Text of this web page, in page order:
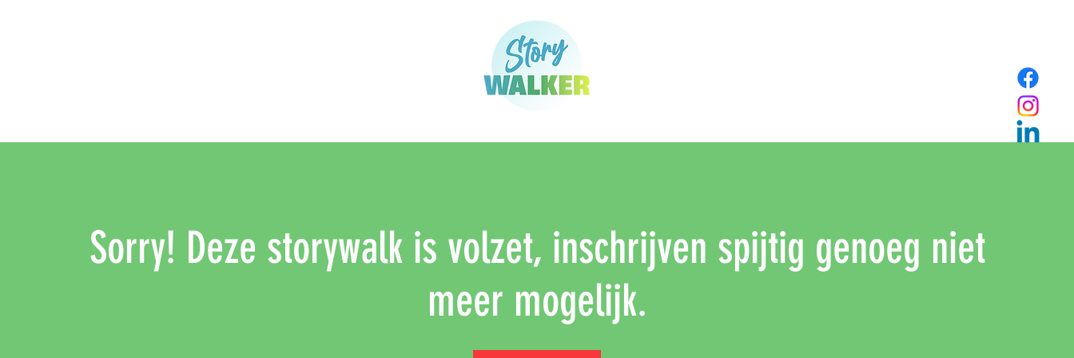
Sorry! Deze storywalk is volzet, inschrijven spijtig genoeg niet
meer mogelijk.